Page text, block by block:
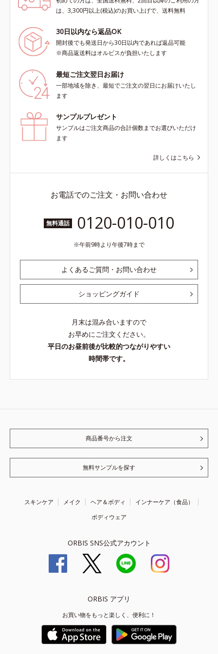
は、3,300円以上(税込)のお買い上げで、送料無料
30日以内なら返品OK
開封後でも発送日から30日以内であれば返品可能
※商品返送料はオルビスが負担いたします
最短ご注文翌日お届け
一部地域を除き、最短でご注文の翌日にお届けいたし
ます
サンプルプレゼント
サンプルはご注文商品の合計個数までお選びいただけ
ます
詳しくはこちら
お電話でのご注文・お問い合わせ
無料通話 0120-010-010
午前9時より午後7時まで
よくあるご質問・お問い合わせ
ショッピングガイド
月末は混み合いますので
お早めにご注文ください。
平日のお昼前後が比較的つながりやすい
時間帯です。
商品番号から注文
無料サンプルを探す
スキンケア メイク ヘア＆ボディ
インナーケア（食品）
ボディウェア
ORBIS SNS公式アカウント
ORBIS アプリ
お買い物をもっと楽しく、便利に！